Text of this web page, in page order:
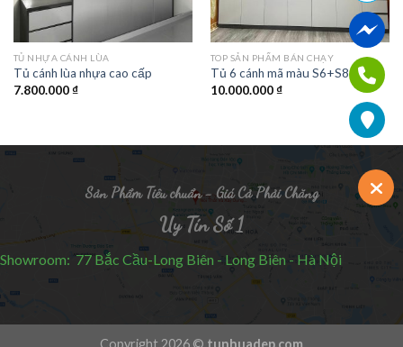
TỦ NHỰA CÁNH LÙA
Tủ cánh lùa nhựa cao cấp
7.800.000₫
TOP SẢN PHẨM BÁN CHẠY
Tủ 6 cánh mã màu S6+S8
10.000.000₫
Sản Phẩm Tiêu chuẩn - Giá Cả Phải Chăng
Uy Tín Số 1
Showroom: 77 Bắc Cầu-Long Biên - Long Biên - Hà Nội